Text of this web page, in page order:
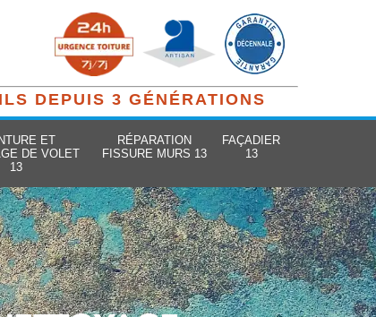
DEPUIS 3 GÉNÉRATIONS
ET
DE VOLET
13
RÉPARATION
FISSURE MURS 13
FAÇADIER
13